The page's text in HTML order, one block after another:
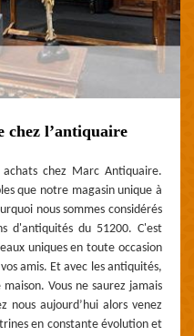
chez l’antiquaire
chez Marc Antiquaire.
que notre magasin unique à
nous sommes considérés
d'antiquités du 51200. C'est
uniques en toute occasion
amis. Et avec les antiquités,
Vous ne saurez jamais
nous aujourd’hui alors venez
en constante évolution et